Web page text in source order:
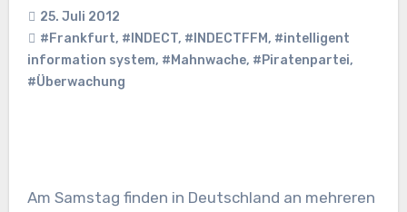
25. Juli 2012
#Frankfurt, #INDECT, #INDECTFFM, #intelligent
information system, #Mahnwache, #Piratenpartei,
#Überwachung
Am Samstag finden in Deutschland an mehreren